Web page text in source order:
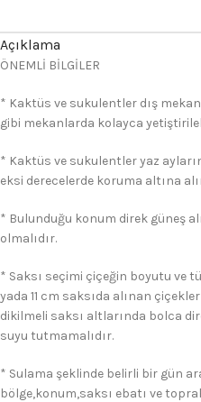
Açıklama
ÖNEMLİ BİLGİLER
* Kaktüs ve sukulentler dış
gibi mekanlarda kolayca
* Kaktüs ve sukulentler yaz
eksi derecelerde koruma altına
* Bulunduğu konum direk güneş
olmalıdır.
* Saksı seçimi çiçeğin boyutu ve
yada 11 cm saksıda alınan
dikilmeli saksı altlarında bolca
suyu tutmamalıdır.
* Sulama şeklinde belirli bir gün
bölge,konum,saksı ebatı ve